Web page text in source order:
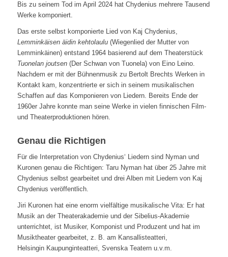
Bis zu seinem Tod im April 2024 hat Chydenius mehrere Tausend
Werke komponiert.
Das erste selbst komponierte Lied von Kaj Chydenius,
Lemminkäisen äidin kehtolaulu(Wiegenlied der Mutter von
Lemminkäinen) entstand 1964 basierend auf dem Theaterstück
Tuonelan joutsen(Der Schwan von Tuonela) von Eino Leino.
Nachdem er mit der Bühnenmusik zu Bertolt Brechts Werken in
Kontakt kam, konzentrierte er sich in seinem musikalischen
Schaffen auf das Komponieren von Liedern. Bereits Ende der
1960er Jahre konnte man seine Werke in vielen finnischen Film-
und Theaterproduktionen hören.
Genau die Richtigen
Für die Interpretation von Chydenius‘ Liedern sind Nyman und
Kuronen genau die Richtigen: Taru Nyman hat über 25 Jahre mit
Chydenius selbst gearbeitet und drei Alben mit Liedern von Kaj
Chydenius veröffentlich.
Jiri Kuronen hat eine enorm vielfältige musikalische Vita: Er hat
Musik an der Theaterakademie und der Sibelius-Akademie
unterrichtet, ist Musiker, Komponist und Produzent und hat im
Musiktheater gearbeitet, z. B. am Kansallisteatteri,
Helsingin Kaupunginteatteri, Svenska Teatern u.v.m.